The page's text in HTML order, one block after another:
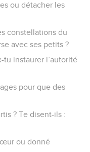
ou détacher les
constellations du
avec ses petits ?
tu instaurer l’autorité
pour que des
? Te disent-ils :
ou donné